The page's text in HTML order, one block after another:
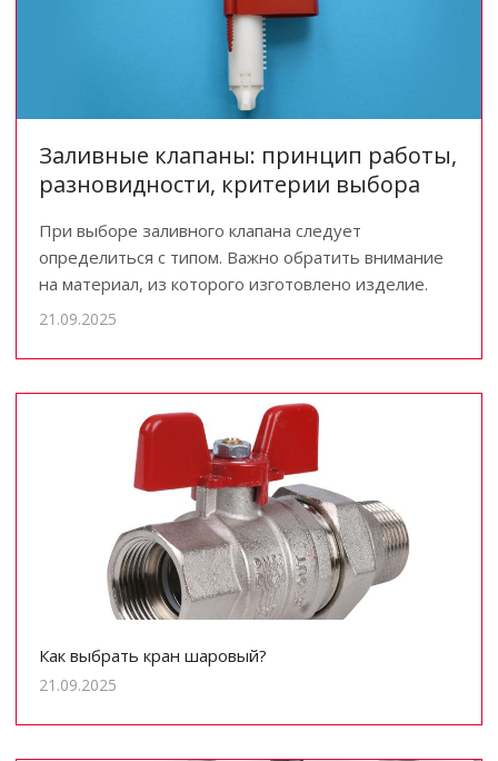
Заливные клапаны: принцип работы,
разновидности, критерии выбора
При выборе заливного клапана следует
определиться с типом. Важно обратить внимание
на материал, из которого изготовлено изделие.
21.09.2025
Как выбрать кран шаровый?
21.09.2025